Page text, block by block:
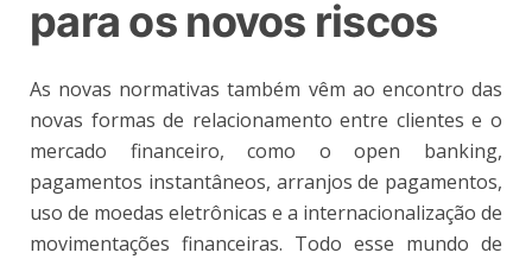
para os novos riscos
As novas normativas também vêm ao encontro das
novas formas de relacionamento entre clientes e o
mercado financeiro, como o open banking,
pagamentos instantâneos, arranjos de pagamentos,
uso de moedas eletrônicas e a internacionalização de
movimentações financeiras. Todo esse mundo de